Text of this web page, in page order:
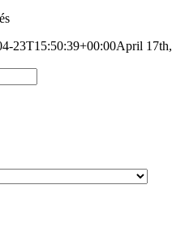
23T15:50:39+00:00April 17th,